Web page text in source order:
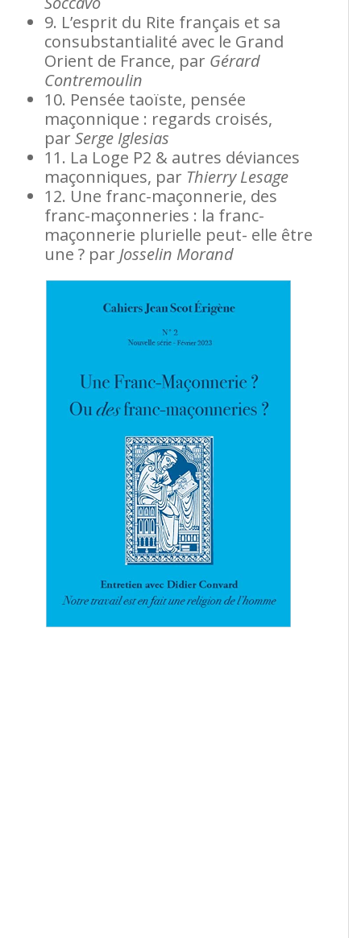
9. L’esprit du Rite français et sa
consubstantialité avec le Grand
Orient de France, par Gérard
Contremoulin
10. Pensée taoïste, pensée
maçonnique : regards croisés,
par Serge Iglesias
11. La Loge P2 & autres déviances
maçonniques, par Thierry Lesage
12. Une franc-maçonnerie, des
franc-maçonneries : la franc-
maçonnerie plurielle peut- elle être
une ? par Josselin Morand